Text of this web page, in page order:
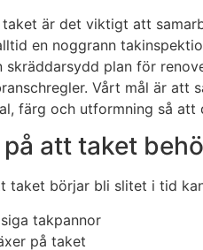
är det viktigt att
en noggrann
plan för
Vårt mål är att
färg och utformning så
att taket
taket börjar bli slitet i tid
takpannor
på taket